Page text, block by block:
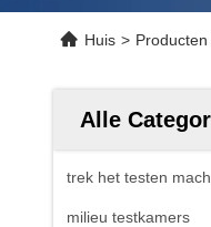
Huis > Producten
Alle
trek het testen
milieu testkamers